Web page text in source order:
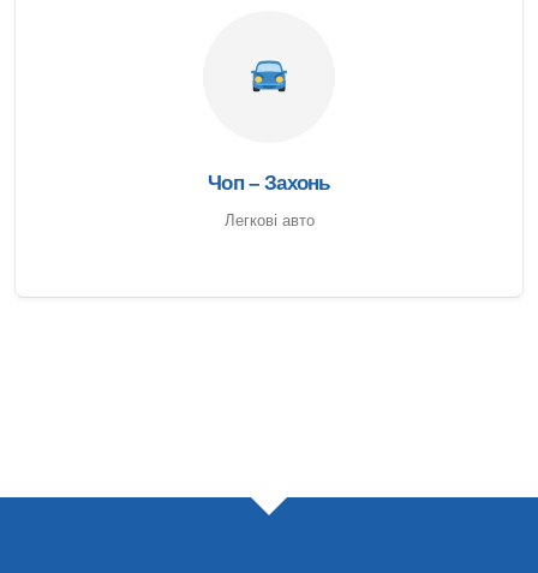
Чоп – Захонь
Легкові авто